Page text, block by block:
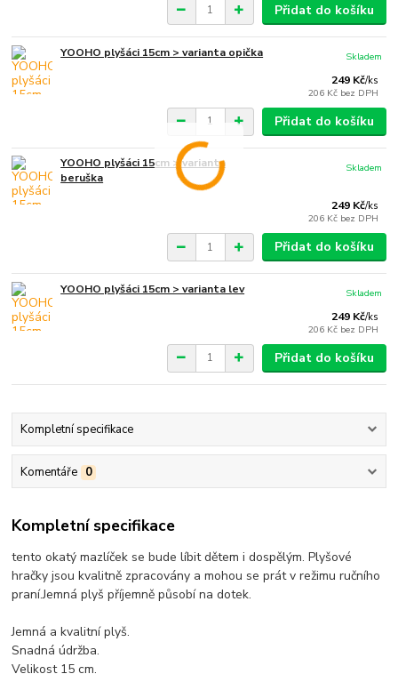
Přidat do košíku
YOOHO plyšáci 15cm > varianta opička
249 Kč/ks
206 Kč bez DPH
Skladem
Přidat do košíku
YOOHO plyšáci 15cm > varianta
beruška
249 Kč/ks
206 Kč bez DPH
Skladem
Přidat do košíku
YOOHO plyšáci 15cm > varianta lev
249 Kč/ks
206 Kč bez DPH
Skladem
Přidat do košíku
Kompletní specifikace
Komentáře 0
Kompletní specifikace
tento okatý mazlíček se bude líbit dětem i dospělým. Plyšové
hračky jsou kvalitně zpracovány a mohou se prát v režimu ručního
praní.Jemná plyš příjemně působí na dotek.
Jemná a kvalitní plyš.
Snadná údržba.
Velikost 15 cm.